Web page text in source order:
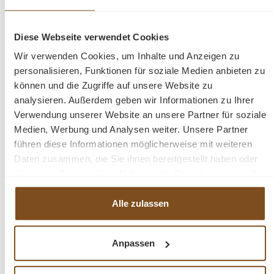
Diese Webseite verwendet Cookies
Wir verwenden Cookies, um Inhalte und Anzeigen zu
personalisieren, Funktionen für soziale Medien anbieten zu
können und die Zugriffe auf unsere Website zu
analysieren. Außerdem geben wir Informationen zu Ihrer
Verwendung unserer Website an unsere Partner für soziale
Medien, Werbung und Analysen weiter. Unsere Partner
führen diese Informationen möglicherweise mit weiteren
Daten zusammen, die Sie ihnen bereitgestellt haben oder
haben.
Alle zulassen
Anpassen
verschiedene Farben
Sitztiefe 42 cm
Sitzhöhe 48 cm
montiert
Die Industrie Kollektion von WOHNPALAST besteht aus
robustem, funktionalen Möbeln mit starkem und
selbstbewusstem Charakter. Industrial steht für cooles und
robustes Design, manchmal mit echtem Vintage-Look. Der
Trick liegt in der richtigen Kombination und der Qualität der
Menü schließen
Produktinformationen "Sitzbank Belmonte